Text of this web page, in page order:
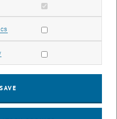
- violette, blaue oder rote
die gelb gefärbten Flavonole oder
Pigmente, tragen
und zur Abwehr von
mandatory cookies
Allow statistic cookies
Allow marketing cookies
SAVE